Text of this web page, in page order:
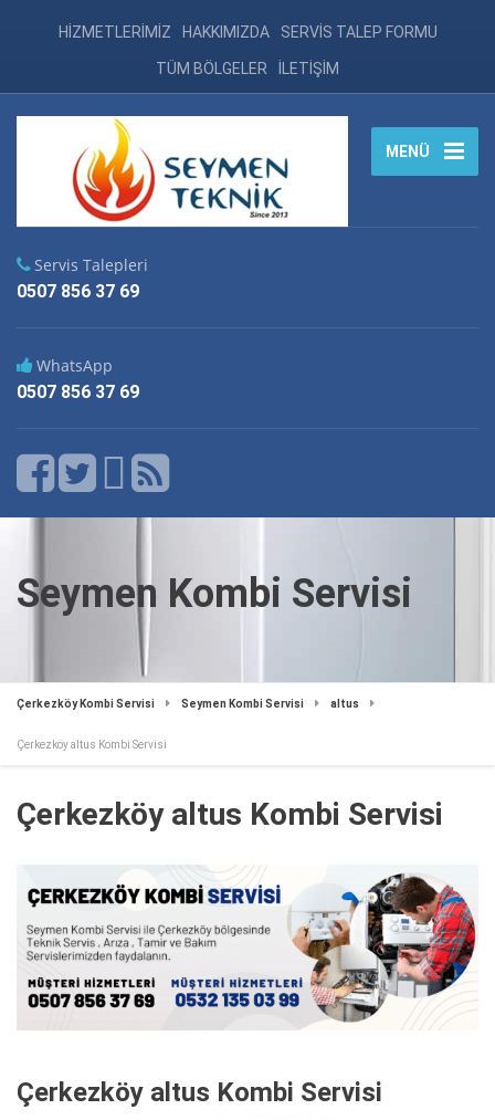
HİZMETLERİMİZ HAKKIMIZDA SERVİS TALEP FORMU
TÜM BÖLGELER İLETİŞİM
MENÜ
Servis Talepleri
0507 856 37 69
WhatsApp
0507 856 37 69
Seymen Kombi Servisi
Çerkezköy Kombi Servisi Seymen Kombi Servisi altus
Çerkezköy altus Kombi Servisi
Çerkezköy altus Kombi Servisi
Çerkezköy altus Kombi Servisi